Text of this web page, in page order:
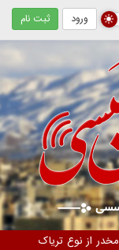
ورود ثبت نام